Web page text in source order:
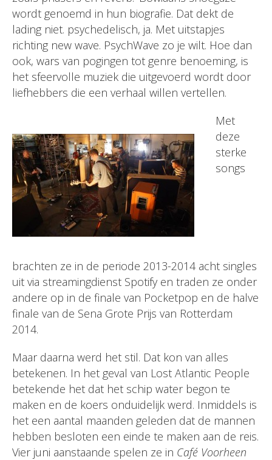
wordt genoemd in hun biografie. Dat dekt de
lading niet. psychedelisch, ja. Met uitstapjes
richting new wave. PsychWave zo je wilt. Hoe dan
ook, wars van pogingen tot genre benoeming, is
het sfeervolle muziek die uitgevoerd wordt door
liefhebbers die een verhaal willen vertellen.
Met
deze
sterke
songs
brachten ze in de periode 2013-2014 acht singles
uit via streamingdienst Spotify en traden ze onder
andere op in de finale van Pocketpop en de halve
finale van de Sena Grote Prijs van Rotterdam
2014.
Maar daarna werd het stil. Dat kon van alles
betekenen. In het geval van Lost Atlantic People
betekende het dat het schip water begon te
maken en de koers onduidelijk werd. Inmiddels is
het een aantal maanden geleden dat de mannen
hebben besloten een einde te maken aan de reis.
Vier juni aanstaande spelen ze in Café Voorheen